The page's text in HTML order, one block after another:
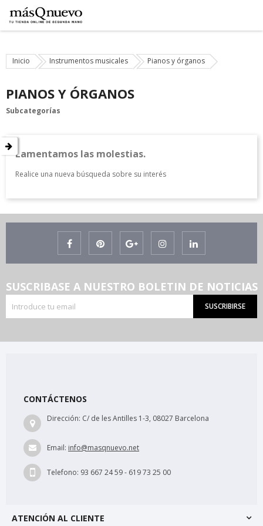
Inicio Instrumentos musicales Pianos y órganos
PIANOS Y ÓRGANOS
Subcategorías
Lamentamos las molestias.
Realice una nueva búsqueda sobre su interés
SUSCRIBASE A NUESTRO BOLETIN DE NOTICIAS
SUSCRIBIRSE
CONTÁCTENOS
Dirección: C/ de les Antilles 1-3, 08027 Barcelona
Email: info@masqnuevo.net
Telefono: 93 667 24 59 - 619 73 25 00
ATENCIÓN AL CLIENTE